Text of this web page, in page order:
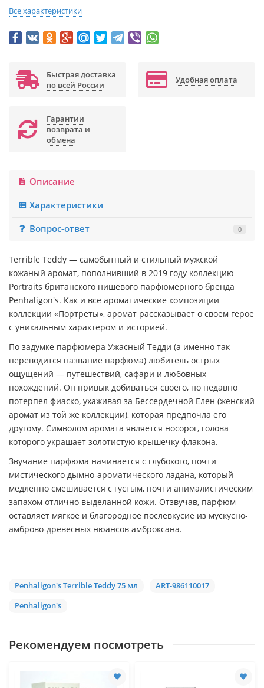
Все характеристики
Быстрая доставка
по всей России
Удобная оплата
Гарантии
возврата и
обмена
Описание
Характеристики
Вопрос-ответ
0
Terrible Teddy — самобытный и стильный мужской
кожаный аромат, пополнивший в 2019 году коллекцию
Portraits британского нишевого парфюмерного бренда
Penhaligon's. Как и все ароматические композиции
коллекции «Портреты», аромат рассказывает о своем герое
с уникальным характером и историей.
По задумке парфюмера Ужасный Тедди (а именно так
переводится название парфюма) любитель острых
ощущений — путешествий, сафари и любовных
похождений. Он привык добиваться своего, но недавно
потерпел фиаско, ухаживая за Бессердечной Елен (женский
аромат из той же коллекции), которая предпочла его
другому. Символом аромата является носорог, голова
которого украшает золотистую крышечку флакона.
Звучание парфюма начинается с глубокого, почти
мистического дымно-ароматического ладана, который
медленно смешивается с густым, почти анималистическим
запахом отлично выделанной кожи. Отзвучав, парфюм
оставляет мягкое и благородное послевкусие из мускусно-
амброво-древесных нюансов амброксана.
Penhaligon's Terrible Teddy 75 мл
ART-986110017
Penhaligon's
Рекомендуем посмотреть